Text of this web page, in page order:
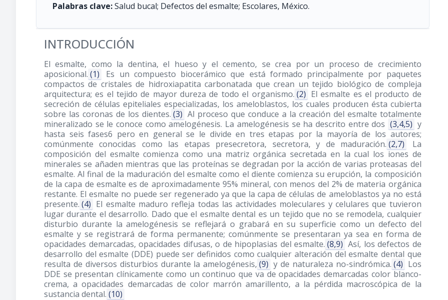
Palabras clave:Salud bucal; Defectos del esmalte; Escolares, México.
INTRODUCCIÓN
El esmalte, como la dentina, el hueso y el cemento, se crea por un proceso de crecimiento
aposicional. (1)
Es un compuesto biocerámico que está formado principalmente por paquetes
compactos de cristales de hidroxiapatita carbonatada que crean un tejido biológico de compleja
arquitectura; es el tejido de mayor dureza de todo el organismo. (2) El esmalte es el producto de
secreción de células epiteliales especializadas, los ameloblastos, los cuales producen ésta cubierta
sobre las coronas de los dientes. (3) Al proceso que conduce a la creación del esmalte totalmente
mineralizado se le conoce como amelogénesis. La amelogénesis se ha descrito entre dos (3,4,5) y
hasta seis fases6 pero en general se le divide en tres etapas por la mayoría de los autores;
comúnmente conocidas como las etapas presecretora, secretora, y de maduración. (2,7)
La
composición del esmalte comienza como una matriz orgánica secretada en la cual los iones de
minerales se añaden mientras que las proteínas se degradan por la acción de varias proteasas del
esmalte. Al final de la maduración del esmalte como el diente comienza su erupción, la composición
de la capa de esmalte es de aproximadamente 95% mineral, con menos del 2% de materia orgánica
restante. El esmalte no puede ser regenerado ya que la capa de células de ameloblastos ya no está
presente. (4) El esmalte maduro refleja todas las actividades moleculares y celulares que tuvieron
lugar durante el desarrollo. Dado que el esmalte dental es un tejido que no se remodela, cualquier
disturbio durante la amelogénesis se reflejará o grabará en su superficie como un defecto del
esmalte y se registrará de forma permanente; comúnmente se presentaran ya sea en forma de
opacidades demarcadas, opacidades difusas, o de hipoplasias del esmalte. (8,9) Así, los defectos de
desarrollo del esmalte (DDE) puede ser definidos como cualquier alteración del esmalte dental que
resulta de diversos disturbios durante la amelogénesis, (9) y de naturaleza no-sindrómica. (4) Los
DDE se presentan clínicamente como un continuo que va de opacidades demarcadas color blanco-
crema, a opacidades demarcadas de color marrón amarillento, a la pérdida macroscópica de la
sustancia dental. (10)